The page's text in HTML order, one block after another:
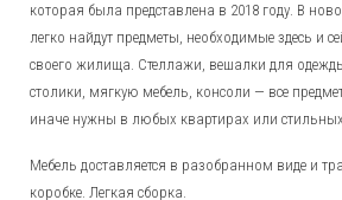
Столы
Стулья и Табуреты
Скамьи
Стеллажи и Полки
Часы
которая была представлена в 2018 году. В
легко найдут предметы, необходимые здесь и
своего жилища. Стеллажи, вешалки для
столики, мягкую мебель, консоли — все
иначе нужны в любых квартирах или
Мебель доставляется в разобранном виде и
коробке. Легкая сборка.